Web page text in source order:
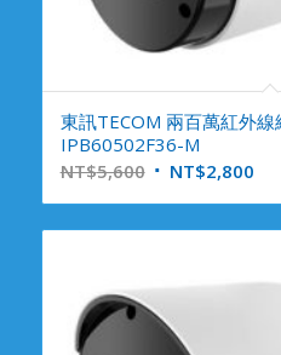
東訊TECOM 兩百萬紅外
IPB60502F36-M
NT$5,600 NT$2,800